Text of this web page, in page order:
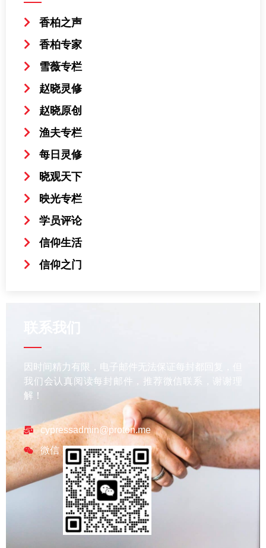
香柏之声
香柏专家
雪薇专栏
赵晓灵修
赵晓原创
渔夫专栏
每日灵修
晓观天下
映光专栏
学员评论
信仰生活
信仰之门
因时间精力有限，电子邮件无法保证每封都回复，但
我们会认真阅读每封邮件，推荐微信联系，谢谢理
解！
cypressadmin@proton.me
微信